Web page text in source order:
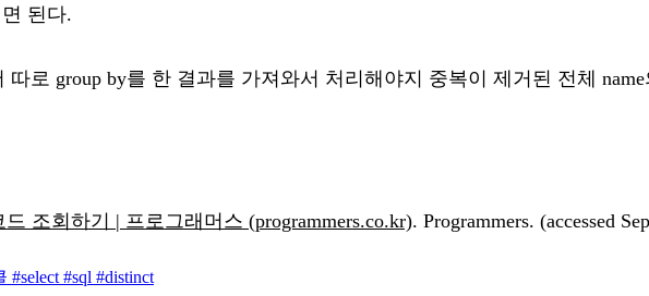
된다.
따로 group by를 한 결과를 가져와서 처리해야지 중복이 제거된 전체
조회하기 | 프로그래머스 (programmers.co.kr). Programmers. (accessed
#select #sql #distinct